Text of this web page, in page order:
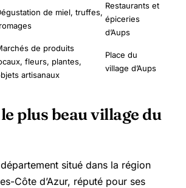
de miel, truffes,
Restaurants et
épiceries
d’Aups
de produits
fleurs, plantes,
artisanaux
Place du
village d’Aups
plus beau village du
situé dans la région
Côte d’Azur, réputé pour ses